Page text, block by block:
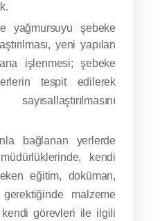
yağmursuyu şebeke
yeni yapılan
işlenmesi; şebeke
tespit edilerek
bağlanan yerlerde
kendi
eğitim, doküman,
malzeme
görevleri ile ilgili